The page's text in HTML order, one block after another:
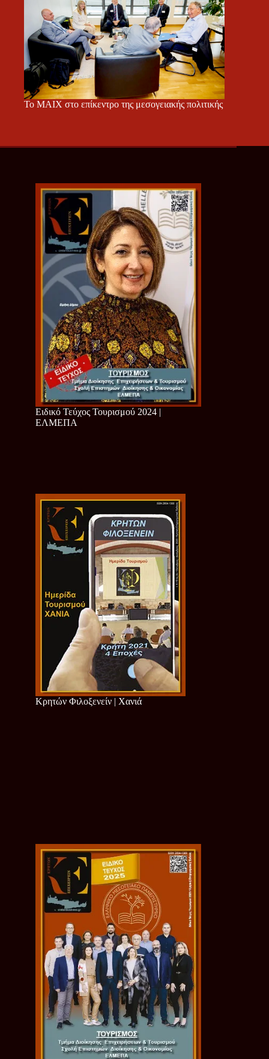
Το ΜΑΙΧ στο επίκεντρο της μεσογειακής πολιτικής
Ειδικό Τεύχος Τουρισμού 2024 |
ΕΛΜΕΠΑ
Κρητών Φιλοξενείν | Χανιά